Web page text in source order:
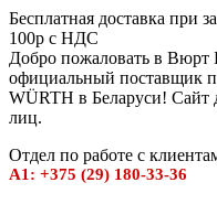
Бесплатная доставка при
100р с НДС
Добро пожаловать в Вюрт
официальный поставщик
WÜRTH в Беларуси! Сайт
лиц.
Отдел по работе с
А1: +375 (29) 180-33-36